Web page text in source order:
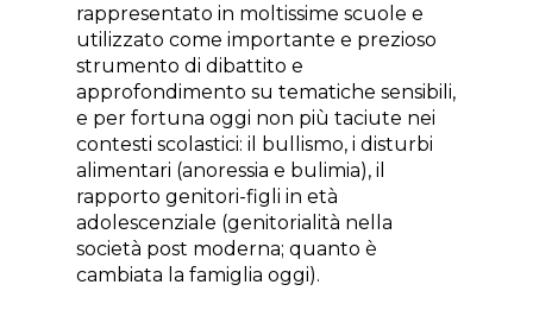
rappresentato in moltissime scuole e
utilizzato come importante e prezioso
strumento di dibattito e
approfondimento su tematiche sensibili,
e per fortuna oggi non più taciute nei
contesti scolastici: il bullismo, i disturbi
alimentari (anoressia e bulimia), il
rapporto genitori-figli in età
adolescenziale (genitorialità nella
società post moderna; quanto è
cambiata la famiglia oggi).